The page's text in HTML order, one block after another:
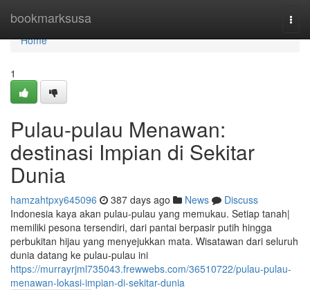
bookmarksusa
Home
Home
1
Pulau-pulau Menawan:
destinasi Impian di Sekitar
Dunia
hamzahtpxy645096 387 days ago News
Discuss
Indonesia kaya akan pulau-pulau yang memukau. Setiap tanah|
memiliki pesona tersendiri, dari pantai berpasir putih hingga
perbukitan hijau yang menyejukkan mata. Wisatawan dari seluruh
dunia datang ke pulau-pulau ini
https://murrayrjml735043.frewwebs.com/36510722/pulau-pulau-
menawan-lokasi-impian-di-sekitar-dunia